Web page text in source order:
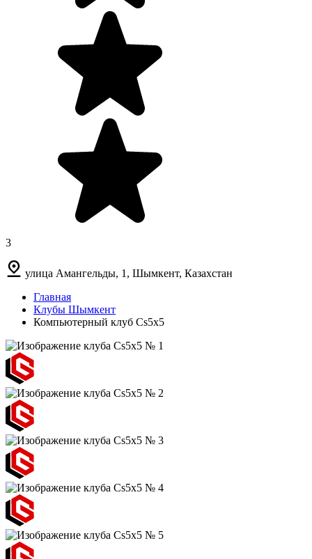
3
улица Амангельды, 1, Шымкент, Казахстан
Главная
Клубы Шымкент
Компьютерный клуб Cs5x5